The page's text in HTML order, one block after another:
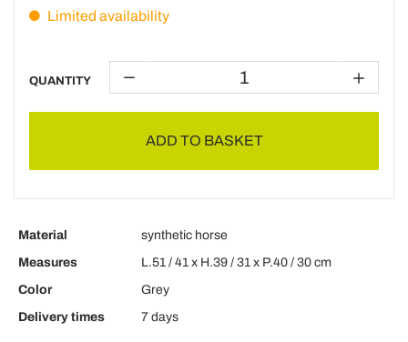
Limited availability
QUANTITY
ADD TO BASKET
Material
synthetic horse
Measures
L.51 / 41 x H.39 / 31 x P.40 / 30 cm
Color
Grey
Delivery times
7 days